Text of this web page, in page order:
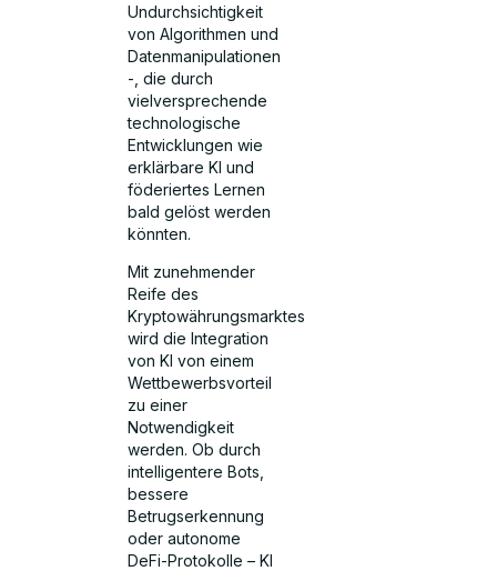
Undurchsichtigkeit
von Algorithmen und
Datenmanipulationen
-, die durch
vielversprechende
technologische
Entwicklungen wie
erklärbare KI und
föderiertes Lernen
bald gelöst werden
könnten.
Mit zunehmender
Reife des
Kryptowährungsmarktes
wird die Integration
von KI von einem
Wettbewerbsvorteil
zu einer
Notwendigkeit
werden. Ob durch
intelligentere Bots,
bessere
Betrugserkennung
oder autonome
DeFi-Protokolle – KI